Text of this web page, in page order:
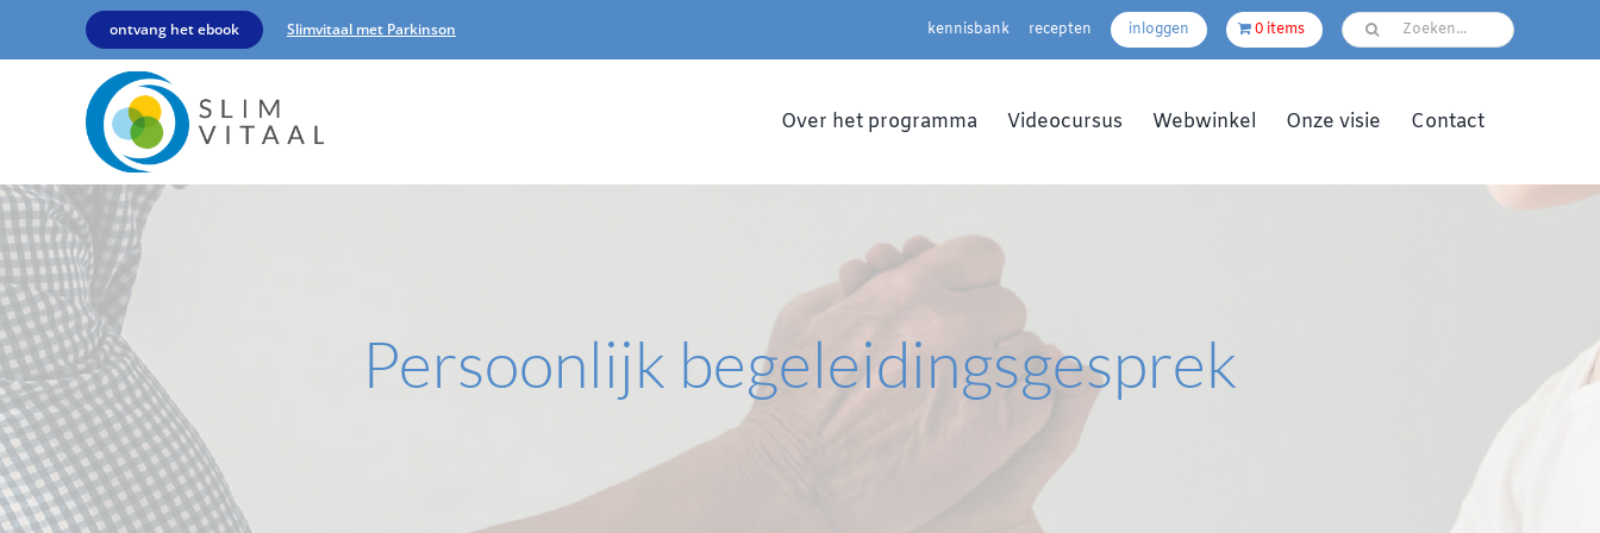
ontvang het ebook Slimvitaal met Parkinson kennisbank recepten inloggen 0 items
Over het programma Videocursus Webwinkel Onze visie Contact
Persoonlijk begeleidingsgesprek